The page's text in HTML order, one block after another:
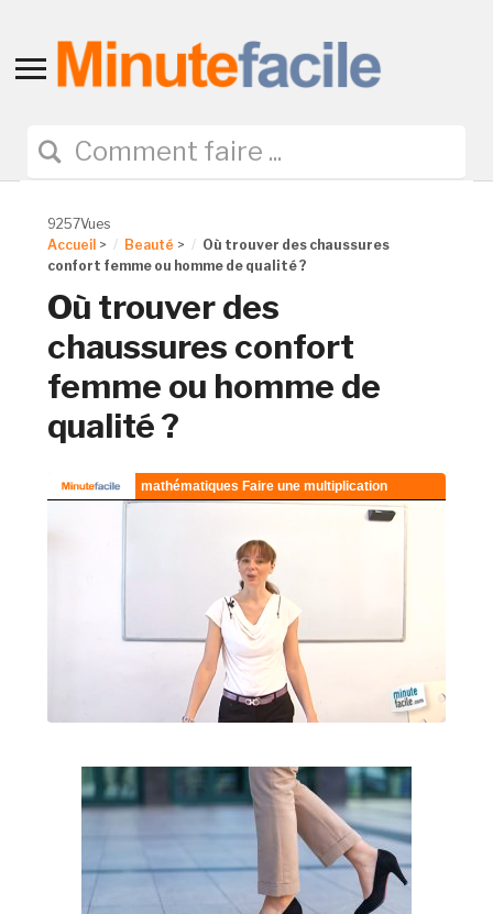
Toggle
navigation
9257Vues
Accueil > Beauté >
Où trouver des chaussures
confort femme ou homme de qualité ?
Où trouver des
chaussures confort
femme ou homme de
qualité ?